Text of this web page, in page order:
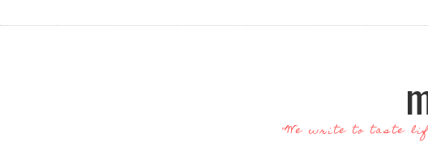
"We write to taste